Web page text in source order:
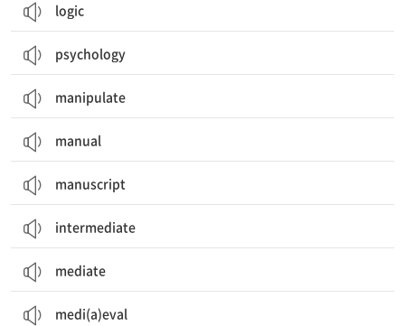
logic
psychology
manipulate
manual
manuscript
intermediate
mediate
medi(a)eval